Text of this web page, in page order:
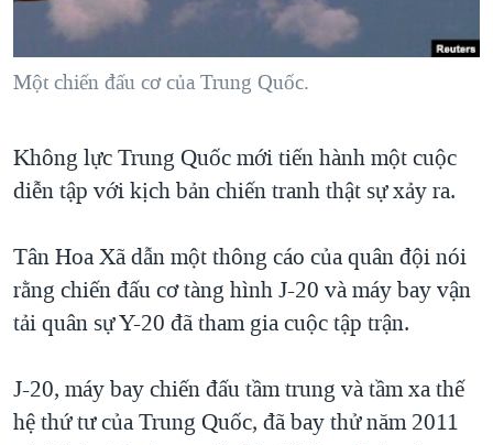
"Tìm"NGƯỜI VIỆT HẢI NGOẠI
ĐỜI SỐNG
SỨC KHOẺ
THỂ THAO
GIÁO DỤC
TẠI
HÀNH TRÌNH BẦU CỬ 2024
MỘT NĂM CHIẾN TRANH TẠI DẢI GAZA
NGÀY TỊ NẠN THẾ GIỚI
TRỊNH VĨNH BÌNH - NGƯỜI HẠ 'BÊN THẮNG CUỘC'
GROUND ZERO – XƯA VÀ NAY
CHI PHÍ CHIẾN TRANH AFGHANISTAN
CÁC GIÁ TRỊ CỘNG HÒA Ở VIỆT NAM
TRỊNH VĨNH BÌNH VS. CHÍNH PHỦ VIỆT NAM
VIDEO
NGHE
Một chiến đấu cơ của Trung Quốc.
Không lực Trung Quốc mới tiến hành một cuộc
diễn tập với kịch bản chiến tranh thật sự xảy ra.
Tân Hoa Xã dẫn một thông cáo của quân đội nói
rằng chiến đấu cơ tàng hình J-20 và máy bay vận
tải quân sự Y-20 đã tham gia cuộc tập trận.
J-20, máy bay chiến đấu tầm trung và tầm xa thế
hệ thứ tư của Trung Quốc, đã bay thử năm 2011